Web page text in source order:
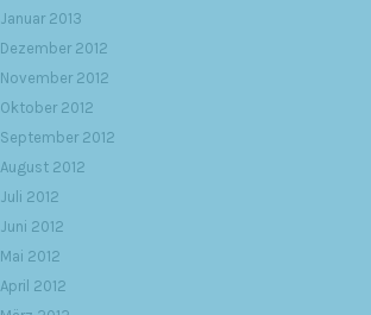
Januar 2013
Dezember 2012
November 2012
Oktober 2012
September 2012
August 2012
Juli 2012
Juni 2012
Mai 2012
April 2012